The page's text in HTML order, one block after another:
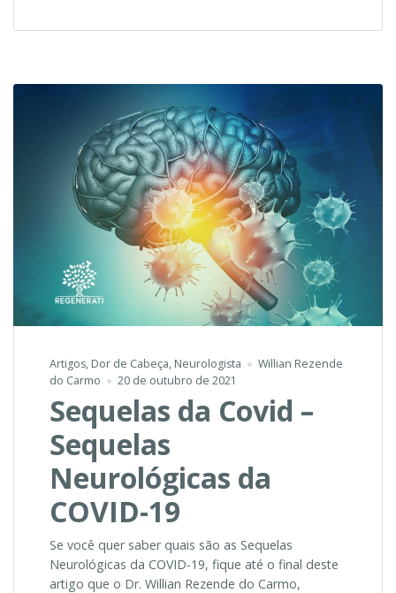
Artigos, Dor de Cabeça, Neurologista
Willian Rezende
do Carmo
20 de outubro de 2021
Sequelas da Covid –
Sequelas
Neurológicas da
COVID-19
Se você quer saber quais são as Sequelas
Neurológicas da COVID-19, fique até o final deste
artigo que o Dr. Willian Rezende do Carmo,